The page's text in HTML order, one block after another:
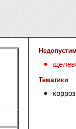
Тематики